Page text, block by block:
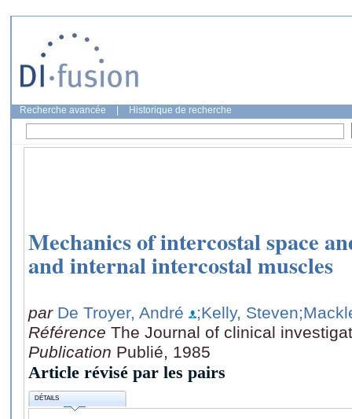
Recherche avancée Historique de recherche
Mechanics of intercostal space
and internal intercostal muscles
par De Troyer, André ;Kelly, Steven
Référence The Journal of clinical
Publication Publié, 1985
Article révisé par les pairs
DÉTAILS